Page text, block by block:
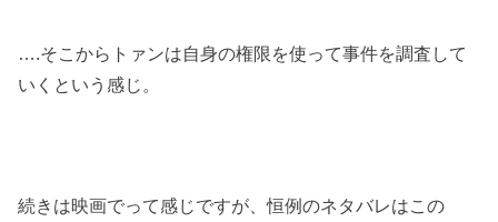
….そこからトァンは自身の権限を使って事件を調査して
いくという感じ。
続きは映画でって感じですが、恒例のネタバレはこの